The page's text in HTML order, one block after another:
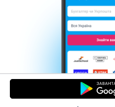
Contact us
Help